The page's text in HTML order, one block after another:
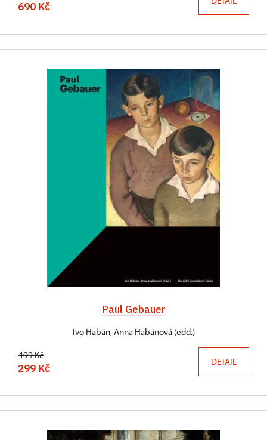
690 Kč
Paul Gebauer
Ivo Habán, Anna Habánová (edd.)
499 Kč
299 Kč DETAIL